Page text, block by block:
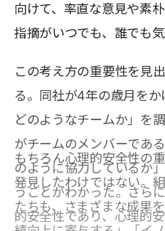
向けて、率直な意見や素
指摘がいつでも、誰でも
この考え方の重要性を見
る。同社が4年の歳月を
どのようなチームか」を
がチームのメンバーであ
のように協力しているか
うことがわかった。さら
的安全性であり、心理的
もちろん心理的安全性の
発見したわけではない。
たちも、さまざまな成果